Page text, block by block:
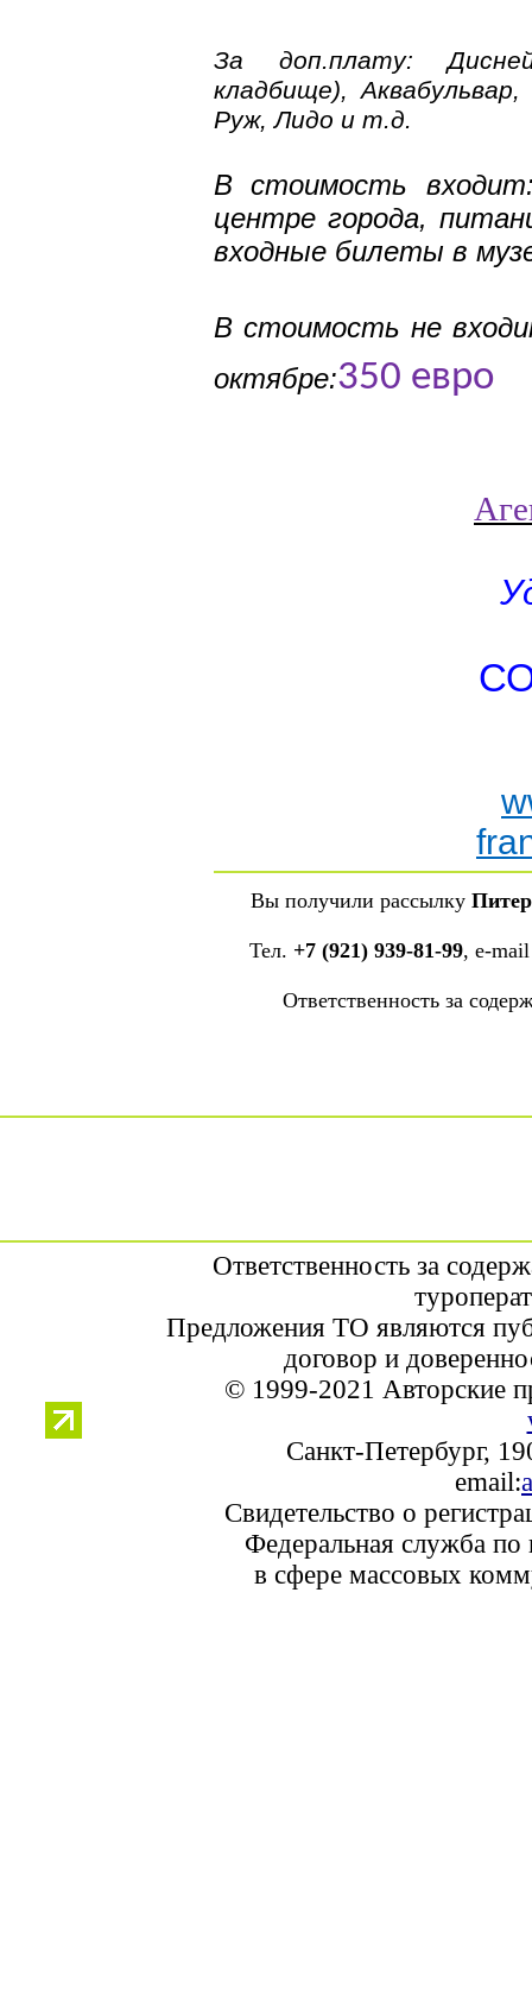
За доп.плату:
кладбище),
Руж, Лидо и т.д.
В стоимость
центре города,
входные билеты в
В стоимость не
октябре:350 евро
Вы получили рассылку
Тел. +7 (921) 939-81-99, е-
Ответственность за
Ответственность за
Предложения ТО являются
договор и
© 1999-2021 Авторские
Санкт-Петербург,
email:
Свидетельство о
Федеральная служба по
в сфере массовых